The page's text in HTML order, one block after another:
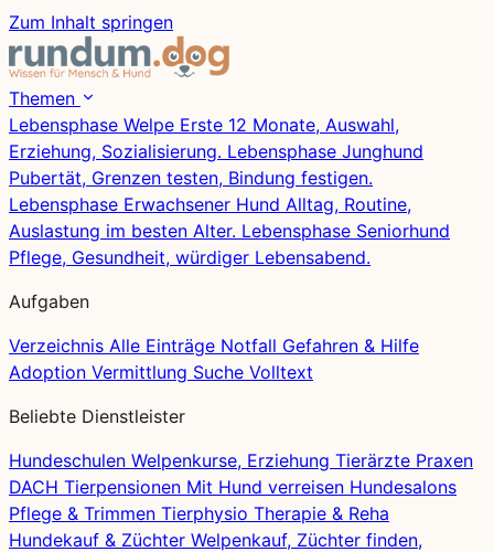
Zum Inhalt springen
Themen
Lebensphase Welpe Erste 12 Monate, Auswahl,
Erziehung, Sozialisierung. Lebensphase Junghund
Pubertät, Grenzen testen, Bindung festigen.
Lebensphase Erwachsener Hund Alltag, Routine,
Auslastung im besten Alter. Lebensphase Seniorhund
Pflege, Gesundheit, würdiger Lebensabend.
Aufgaben
Verzeichnis Alle Einträge Notfall Gefahren & Hilfe
Adoption Vermittlung Suche Volltext
Beliebte Dienstleister
Hundeschulen Welpenkurse, Erziehung Tierärzte Praxen
DACH Tierpensionen Mit Hund verreisen Hundesalons
Pflege & Trimmen Tierphysio Therapie & Reha
Hundekauf & Züchter Welpenkauf, Züchter finden,